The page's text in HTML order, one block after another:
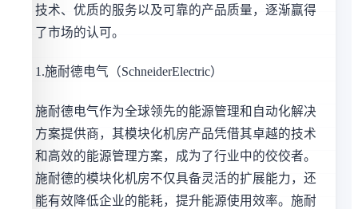
技术、优质的服务以及可靠的产品质量，逐渐赢得
了市场的认可。
1.施耐德电气（SchneiderElectric）
施耐德电气作为全球领先的能源管理和自动化解决
方案提供商，其模块化机房产品凭借其卓越的技术
和高效的能源管理方案，成为了行业中的佼佼者。
施耐德的模块化机房不仅具备灵活的扩展能力，还
能有效降低企业的能耗，提升能源使用效率。施耐